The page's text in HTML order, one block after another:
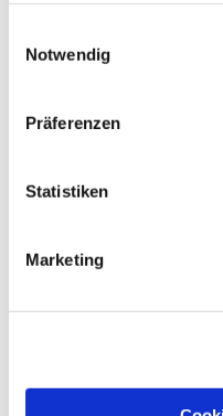
Notwendig
Präferenzen
Statistiken
Marketing